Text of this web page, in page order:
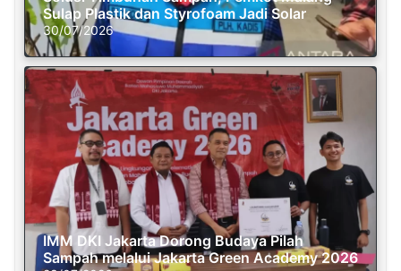
Sulap Plastik dan Styrofoam Jadi Solar
30/07/2026
IMM DKI Jakarta Dorong Budaya Pilah
Sampah melalui Jakarta Green Academy 2026